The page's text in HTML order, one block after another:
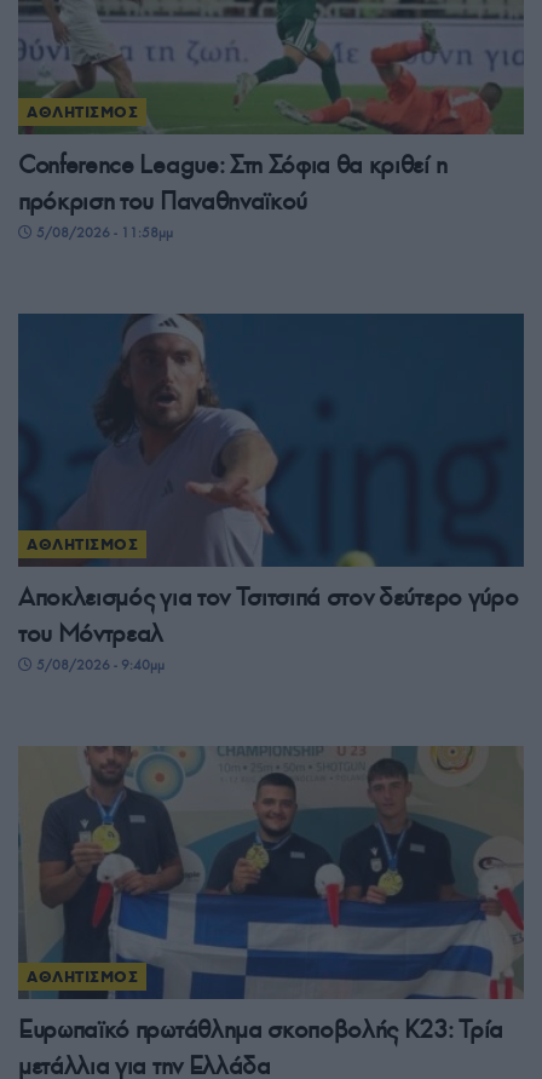
ΑΘΛΗΤΙΣΜΟΣ
Conference League: Στη Σόφια θα κριθεί η
πρόκριση του Παναθηναϊκού
5/08/2026 - 11:58μμ
ΑΘΛΗΤΙΣΜΟΣ
Αποκλεισμός για τον Τσιτσιπά στον δεύτερο γύρο
του Μόντρεαλ
5/08/2026 - 9:40μμ
ΑΘΛΗΤΙΣΜΟΣ
Ευρωπαϊκό πρωτάθλημα σκοποβολής Κ23: Τρία
μετάλλια για την Ελλάδα